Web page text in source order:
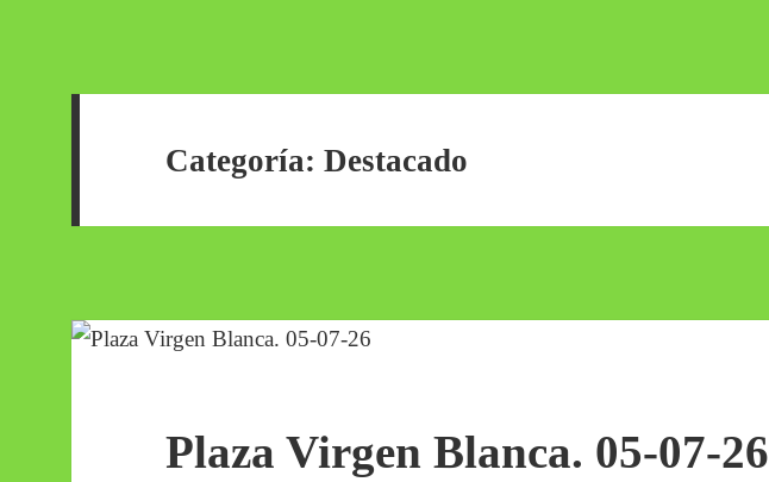
Categoría:Destacado
Plaza Virgen Blanca. 05-07-26